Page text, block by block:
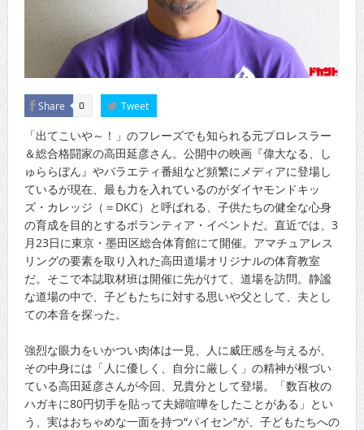
Share 0 Tweet
「出てこいや～！」のフレーズでも知られる元プロレスラー
＆総合格闘家の高田延彦さん。公開中の映画『偉大なる、し
ゅららぼん』やバラエティ番組など頻繁にメディアに登場し
ているが現在、最も力を入れているのがダイヤモンドキッ
ズ・カレッジ（＝DKC）と呼ばれる、子供たちの健全な心身
の育成を目的とするボランティア・イベントだ。直近では、3
月23日に東京・墨田区総合体育館にて開催。アマチュアレス
リングの要素を取り入れた高田道場オリジナルの体育教室
だ。そこで本誌取材班は開催に先がけて、道場を訪問。静謐
な道場の中で、子どもたちに対する思いや父として、夫とし
ての本音を探った。
強烈な眼力をいかつい肉体は一見、人に威圧感を与えるが、
その中身には「人に優しく、自分に厳しく」の精神が根づい
ている高田延彦さんが今回、兄貴分として登場。「数百枚の
ハガキに80円切手を貼って夫婦喧嘩をしたことがある」とい
う、実はおちゃめな一面を持つ“パイセン”が、子どもたちへの